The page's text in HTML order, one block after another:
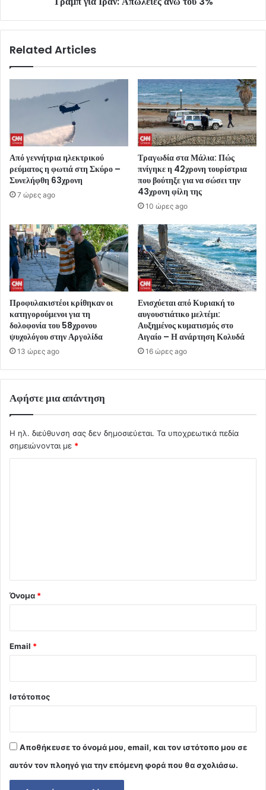
Related Articles
Από γεννήτρια ηλεκτρικού
ρεύματος η φωτιά στη Σκύρο –
Συνελήφθη 63χρονη
7 ώρες ago
Τραγωδία στα Μάλια: Πώς
πνίγηκε η 42χρονη τουρίστρια
που βούτηξε για να σώσει την
43χρονη φίλη της
10 ώρες ago
Προφυλακιστέοι κρίθηκαν οι
κατηγορούμενοι για τη
δολοφονία του 58χρονου
ψυχολόγου στην Αργολίδα
13 ώρες ago
Ενισχύεται από Κυριακή το
αυγουστιάτικο μελτέμι:
Αυξημένος κυματισμός στο
Αιγαίο – Η ανάρτηση Κολυδά
16 ώρες ago
Αφήστε μια απάντηση
Η ηλ. διεύθυνση σας δεν δημοσιεύεται. Τα υποχρεωτικά πεδία
σημειώνονται με *
Όνομα *
Email *
Ιστότοπος
Αποθήκευσε το όνομά μου, email, και τον ιστότοπο μου σε
αυτόν τον πλοηγό για την επόμενη φορά που θα σχολιάσω.